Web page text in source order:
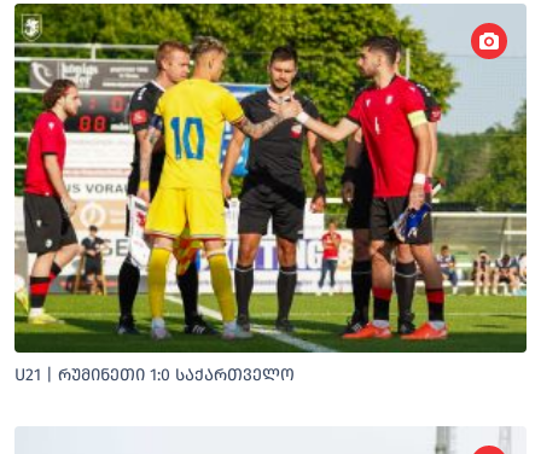
U21 | ᲠᲣᲛᲘᲜᲔᲗᲘ 1:0 ᲡᲐᲥᲐᲠᲗᲕᲔᲚᲝ